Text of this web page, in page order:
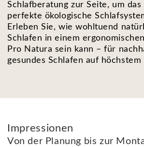
Schlafberatung zur Seite, um das
perfekte ökologische
Erleben Sie, wie wohltuend
Schlafen in einem
Pro Natura sein kann – für
gesundes Schlafen auf höchstem
Impressionen
Von der Planung bis zur